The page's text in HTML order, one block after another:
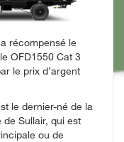
récompensé le
OFD1550 Cat 3
le prix d’argent
le dernier-né de la
Sullair, qui est
ou de